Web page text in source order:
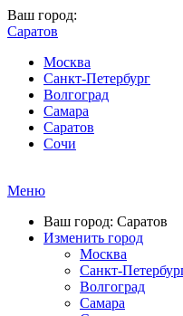
Ваш город:
Саратов
Москва
Санкт-Петербург
Волгоград
Самара
Саратов
Сочи
Меню
Ваш город: Саратов
Изменить город
Москва
Санкт-
Волгоград
Самара